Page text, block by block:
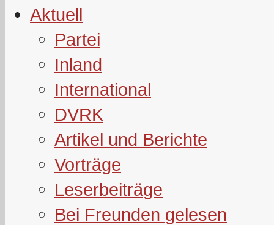
Aktuell
Partei
Inland
International
DVRK
Artikel und Berichte
Vorträge
Leserbeiträge
Bei Freunden gelesen